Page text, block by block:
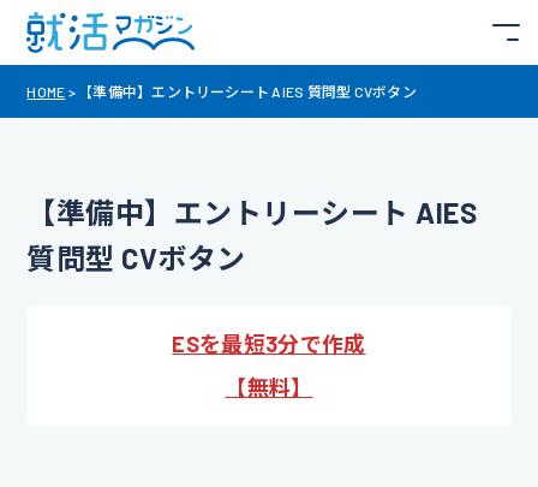
HOME > 【準備中】エントリーシート AIES 質問型 CVボタン
【準備中】エントリーシート AIES
質問型 CVボタン
ESを最短3分で作成
【無料】